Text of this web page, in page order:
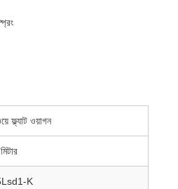
ফ্ল্যাট ওয়াগন
K